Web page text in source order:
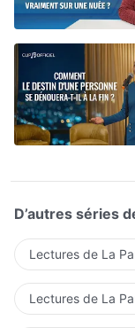
D’autres séries
Lectures de La
Lectures de La